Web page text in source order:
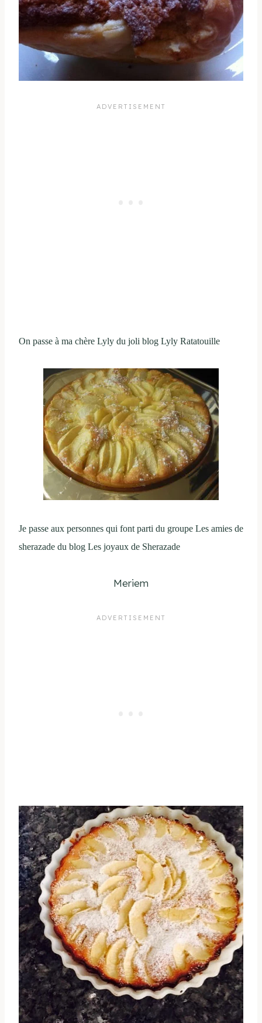
On passe à ma chère Lyly du joli blog Lyly Ratatouille
Je passe aux personnes qui font parti du groupe Les amies de
sherazade du blog Les joyaux de Sherazade
Meriem